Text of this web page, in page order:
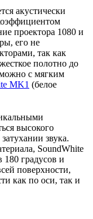
акустически
проектора 1080 и
его не
так как
полотно до
с мягким
MK1 (белое
высокого
звука.
SoundWhite
градусов и
поверхности,
как по оси, так и